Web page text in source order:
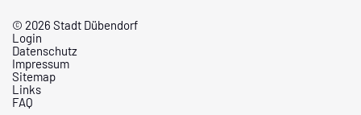
© 2026 Stadt Dübendorf
Login
Datenschutz
Impressum
Sitemap
Links
FAQ